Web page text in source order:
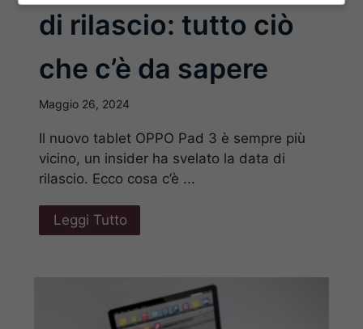
di rilascio: tutto ciò
che c’è da sapere
Maggio 26, 2024
Il nuovo tablet OPPO Pad 3 è sempre più
vicino, un insider ha svelato la data di
rilascio. Ecco cosa c’è ...
Leggi Tutto